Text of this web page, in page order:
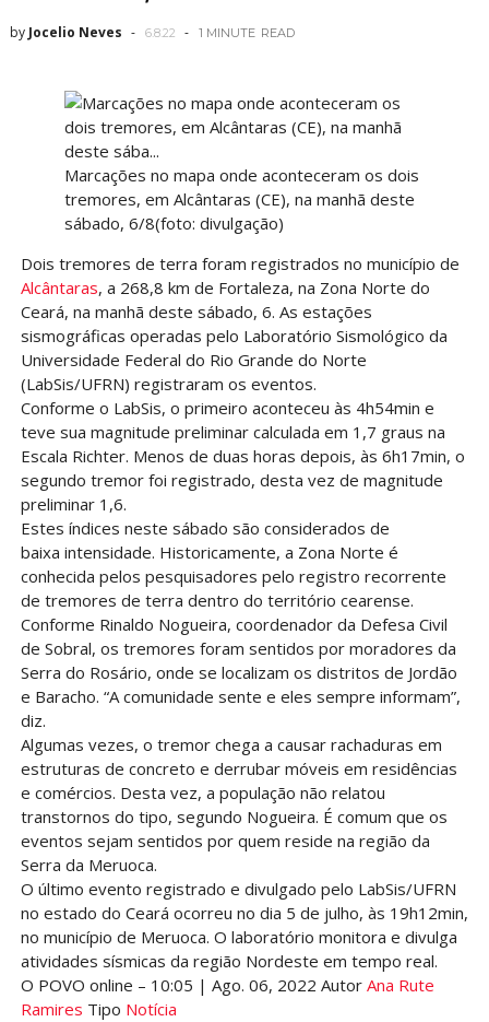
by Jocelio Neves 6.8.22 1 MINUTE READ
Marcações no mapa onde aconteceram os dois
tremores, em Alcântaras (CE), na manhã deste
sábado, 6/8(foto: divulgação)
Dois tremores de terra foram registrados no município de
Alcântaras, a 268,8 km de Fortaleza, na Zona Norte do
Ceará, na manhã deste sábado, 6. As estações
sismográficas operadas pelo Laboratório Sismológico da
Universidade Federal do Rio Grande do Norte
(LabSis/UFRN) registraram os eventos.
Conforme o LabSis, o primeiro aconteceu às 4h54min e
teve sua magnitude preliminar calculada em 1,7 graus na
Escala Richter. Menos de duas horas depois, às 6h17min, o
segundo tremor foi registrado, desta vez de magnitude
preliminar 1,6.
Estes índices neste sábado são considerados de
baixa intensidade. Historicamente, a Zona Norte é
conhecida pelos pesquisadores pelo registro recorrente
de tremores de terra dentro do território cearense.
Conforme Rinaldo Nogueira, coordenador da Defesa Civil
de Sobral, os tremores foram sentidos por moradores da
Serra do Rosário, onde se localizam os distritos de Jordão
e Baracho. “A comunidade sente e eles sempre informam”,
diz.
Algumas vezes, o tremor chega a causar rachaduras em
estruturas de concreto e derrubar móveis em residências
e comércios. Desta vez, a população não relatou
transtornos do tipo, segundo Nogueira. É comum que os
eventos sejam sentidos por quem reside na região da
Serra da Meruoca.
O último evento registrado e divulgado pelo LabSis/UFRN
no estado do Ceará ocorreu no dia 5 de julho, às 19h12min,
no município de Meruoca. O laboratório monitora e divulga
atividades sísmicas da região Nordeste em tempo real.
O POVO online – 10:05 | Ago. 06, 2022 Autor Ana Rute
Ramires Tipo Notícia